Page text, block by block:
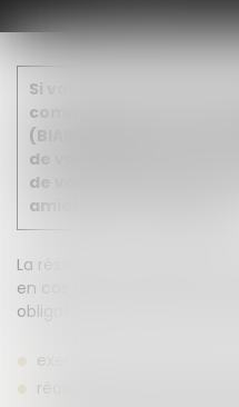
Si vous êtes
commerciaux dans le
(BIARRITZ) Marie-
de vous informer de
de vous assister dans le
amiable ou contentieuse.
La résiliation d’un bail peut
en cas de manquements
obligations. Elle l’est
exercice d’une activité
réalisation de travaux